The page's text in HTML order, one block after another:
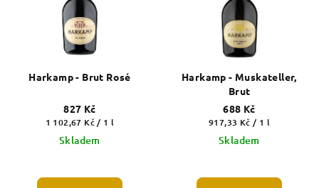
Harkamp - Brut Rosé
827 Kč
Měrná
cena:
1 102,67 Kč / 1 l
Skladem
Harkamp - Muskateller,
Brut
688 Kč
Měrná
cena:
917,33 Kč / 1 l
Skladem